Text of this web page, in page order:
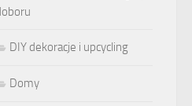
DIY dekoracje i upcycling
Domy